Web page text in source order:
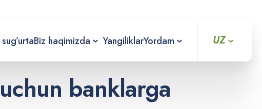
Biz haqimizda YangiliklarYordam UZ
banklarga